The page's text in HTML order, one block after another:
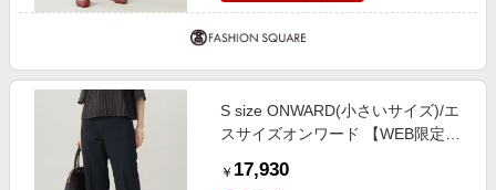
S size ONWARD(小さいサイズ)/エ
スサイズオンワード 【WEB限定カ
ギャバストレート パンツ ネイビー
￥ 17,930